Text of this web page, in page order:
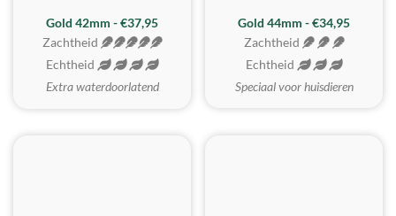
ZACHTSTE
Gold 42mm - €37,95
Zachtheid
Echtheid
Extra waterdoorlatend
Gold 44mm - €34,95
Zachtheid
Echtheid
Speciaal voor huisdieren